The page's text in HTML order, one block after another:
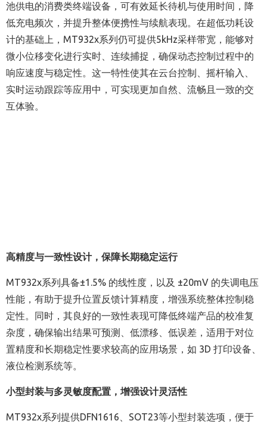
池供电的消费类终端设备，可有效延长待机与使用时间，降
低充电频次，并提升整体便携性与续航表现。在超低功耗设
计的基础上，MT932x系列仍可提供5kHz采样带宽，能够对
微小位移变化进行实时、连续捕捉，确保动态控制过程中的
响应速度与稳定性。这一特性使其在云台控制、摇杆输入、
实时运动跟踪等应用中，可实现更加自然、流畅且一致的交
互体验。
高精度与一致性设计，保障长期稳定运行
MT932x系列具备±1.5% 的线性度，以及 ±20mV 的失调电压
性能，有助于提升位置反馈计算精度，增强系统整体控制稳
定性。同时，其良好的一致性表现可降低终端产品的校准复
杂度，确保输出结果可预测、低漂移、低误差，适用于对位
置精度和长期稳定性要求较高的应用场景，如 3D 打印设备、
液位检测系统等。
小型封装与多灵敏度配置，增强设计灵活性
MT932x系列提供DFN1616、SOT23等小型封装选项，便于